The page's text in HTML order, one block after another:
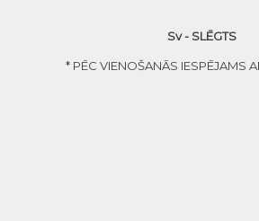
Sv - SLĒGTS
* PĒC VIENOŠANĀS IESPĒJAMS